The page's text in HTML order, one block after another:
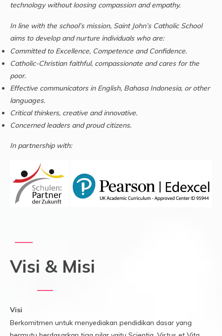
technology without loosing compassion and empathy.
In line with the school’s mission, Saint John’s Catholic School
aims to develop and nurture individuals who are:
Committed to Excellence, Competence and Confidence.
Catholic-Christian faithful, compassionate and cares for the
poor.
Effective communicators in English, Bahasa Indonesia, or other
languages.
Critical thinkers, creative and innovative.
Concerned leaders and proud citizens.
In partnership with:
Visi & Misi
Visi
Berkomitmen untuk menyediakan pendidikan dasar yang